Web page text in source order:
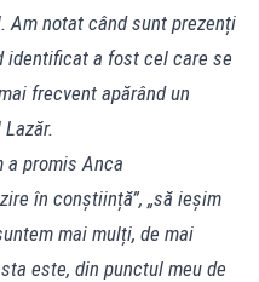
Am notat când sunt prezenți
identificat a fost cel care se
frecvent apărând un
a promis Anca
în conștiință”, „să ieșim
mai mulți, de mai
este, din punctul meu de